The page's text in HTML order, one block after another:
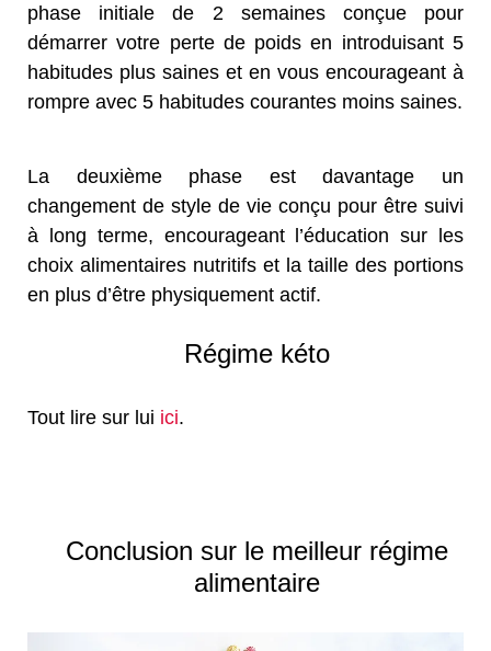
phase initiale de 2 semaines conçue pour
démarrer votre perte de poids en introduisant 5
habitudes plus saines et en vous encourageant à
rompre avec 5 habitudes courantes moins saines.
La deuxième phase est davantage un
changement de style de vie conçu pour être suivi
à long terme, encourageant l’éducation sur les
choix alimentaires nutritifs et la taille des portions
en plus d’être physiquement actif.
Régime kéto
Tout lire sur lui ici.
Conclusion sur le meilleur régime
alimentaire